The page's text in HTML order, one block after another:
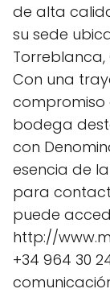
de alta
su sede
Torreblanca,
Con una
compromiso
bodega
con
esencia de
para
puede
http://
+34 964 30